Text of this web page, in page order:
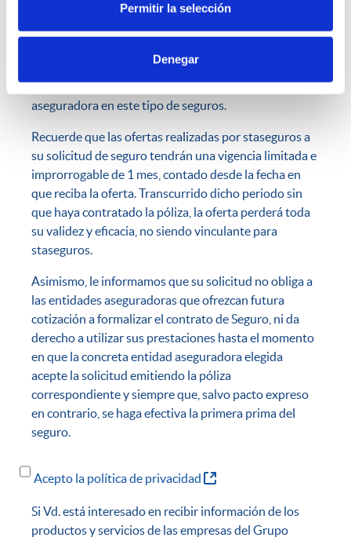
Permitir la selección
Denegar
distintas entidades aseguradoras, siendo según
nuestro criterio profesional, la que mejor se adapta a
tanto la información aportada por el interesado, como
nuestra experiencia en el sector, y con una
aseguradora en este tipo de seguros.
Recuerde que las ofertas realizadas por staseguros a
su solicitud de seguro tendrán una vigencia limitada e
improrrogable de 1 mes, contado desde la fecha en
que reciba la oferta. Transcurrido dicho periodo sin
que haya contratado la póliza, la oferta perderá toda
su validez y eficacia, no siendo vinculante para
staseguros.
Asimismo, le informamos que su solicitud no obliga a
las entidades aseguradoras que ofrezcan futura
cotización a formalizar el contrato de Seguro, ni da
derecho a utilizar sus prestaciones hasta el momento
en que la concreta entidad aseguradora elegida
acepte la solicitud emitiendo la póliza
correspondiente y siempre que, salvo pacto expreso
en contrario, se haga efectiva la primera prima del
seguro.
Acepto la política de privacidad (Abre una nueva
Si Vd. está interesado en recibir información de los
productos y servicios de las empresas del Grupo